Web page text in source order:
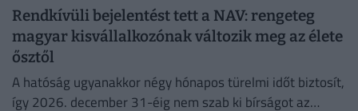
Rendkívüli bejelentést tett a NAV: rengeteg
magyar kisvállalkozónak változik meg az élete
ősztől
A hatóság ugyanakkor négy hónapos türelmi időt biztosít,
így 2026. december 31-éig nem szab ki bírságot az